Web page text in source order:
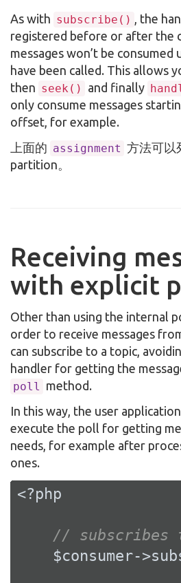
As with subscribe()
, the
registered before or after the
messages won’t be
have been called. This allows
then seek() and finally
only consume messages
offset, for example.
上面的 assignment 方法可以
partition。
Receiving
with explicit
Other than using the internal
order to receive messages
can subscribe to a topic,
handler for getting the
poll
method.
In this way, the user
execute the poll for getting
needs, for example after
ones.
<?php
// subscribes
$consumer-